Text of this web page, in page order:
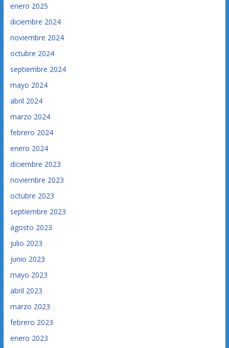
enero 2025
diciembre 2024
noviembre 2024
octubre 2024
septiembre 2024
mayo 2024
abril 2024
marzo 2024
febrero 2024
enero 2024
diciembre 2023
noviembre 2023
octubre 2023
septiembre 2023
agosto 2023
julio 2023
junio 2023
mayo 2023
abril 2023
marzo 2023
febrero 2023
enero 2023